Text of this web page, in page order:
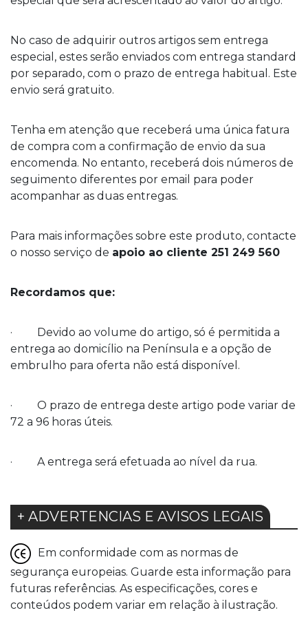
No caso de adquirir outros artigos sem entrega
especial, estes serão enviados com entrega standard
por separado, com o prazo de entrega habitual. Este
envio será gratuito.
Tenha em atenção que receberá uma única fatura
de compra com a confirmação de envio da sua
encomenda. No entanto, receberá dois números de
seguimento diferentes por email para poder
acompanhar as duas entregas.
Para mais informações sobre este produto, contacte
o nosso serviço de apoio ao cliente 251 249 560
Recordamos que:
· Devido ao volume do artigo, só é permitida a
entrega ao domicílio na Península e a opção de
embrulho para oferta não está disponível.
· O prazo de entrega deste artigo pode variar de
72 a 96 horas úteis.
· A entrega será efetuada ao nível da rua.
+ ADVERTENCIAS E AVISOS LEGAIS
Em conformidade com as normas de
segurança europeias. Guarde esta informação para
futuras referências. As especificações, cores e
conteúdos podem variar em relação à ilustração.